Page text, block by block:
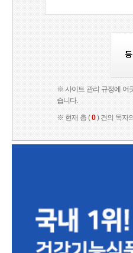
※ 사이트 관리 규정에 어
습니다.
※ 현재 총 (0) 건의 독자